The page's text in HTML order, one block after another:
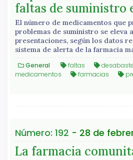
faltas de suministro
El número de medicamentos que
problemas de suministro se eleva
presentaciones, según los datos
sistema de alerta de la farmacia
General faltas
medicamentos
farmacias
Número: 192 - 28 de
La farmacia